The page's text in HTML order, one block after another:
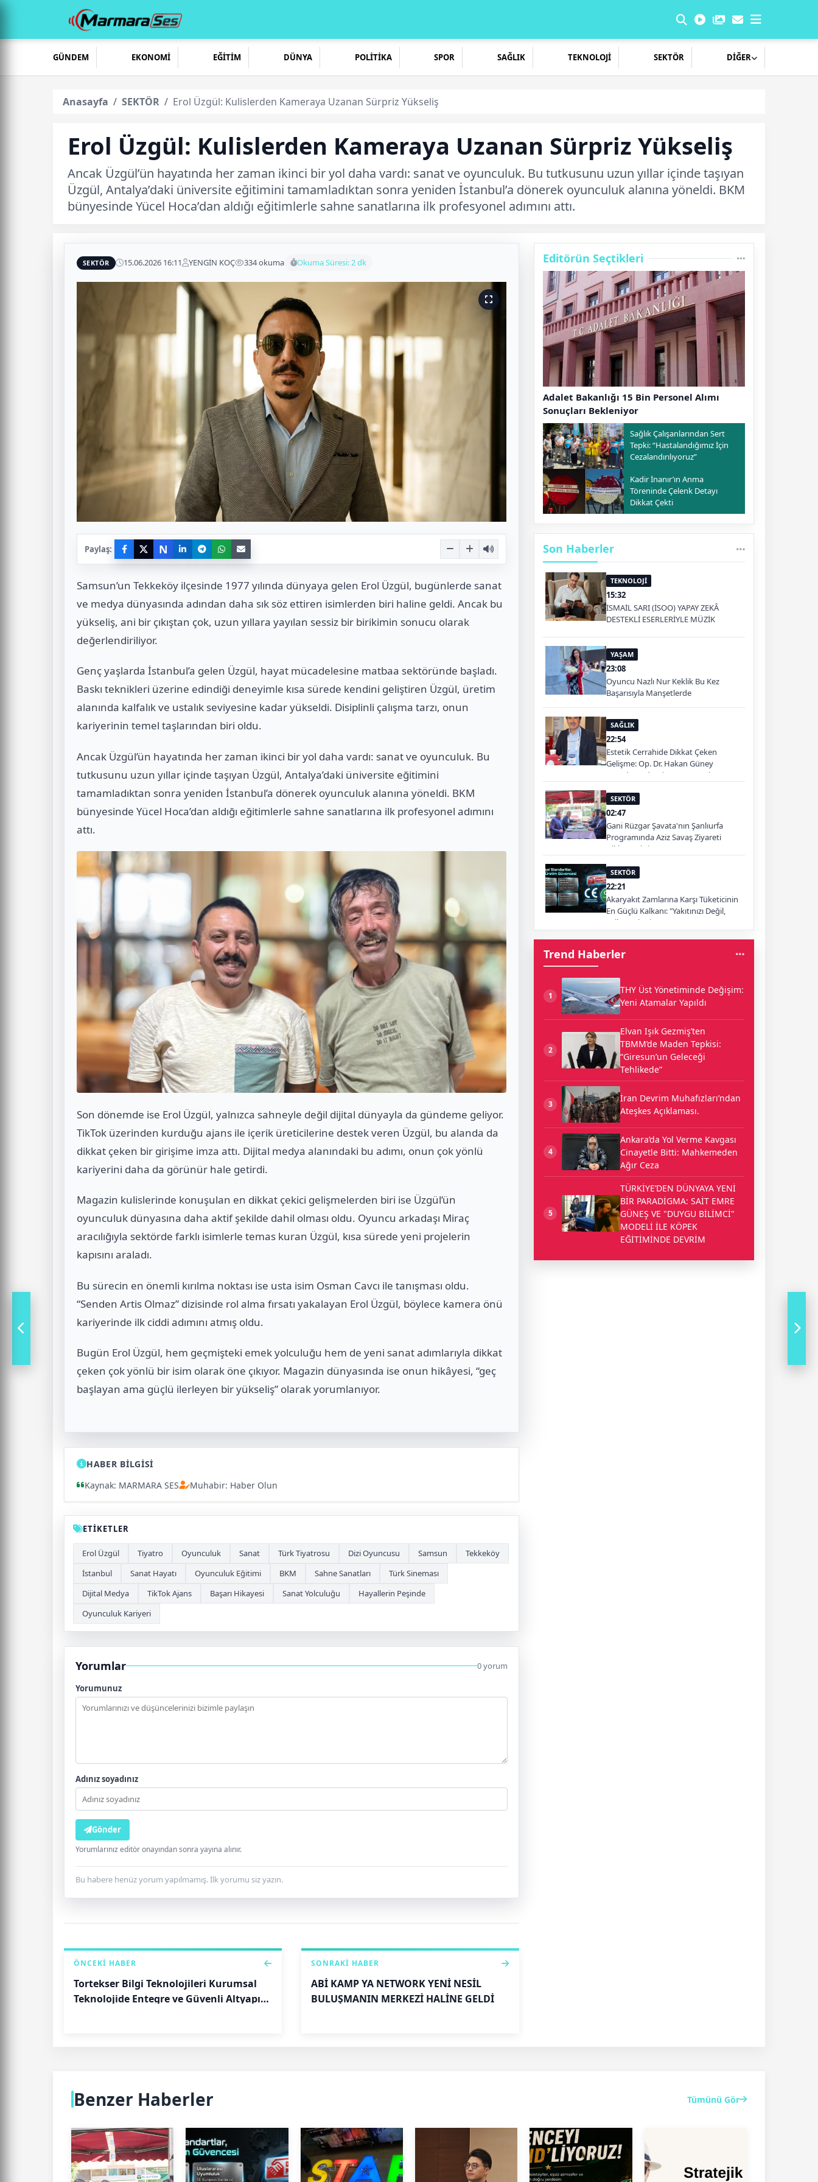
GÜNDEM EKONOMİ EĞİTİM DÜNYA POLİTİKA SPOR SAĞLIK TEKNOLOJİ SEKTÖR DİĞER
Anasayfa SEKTÖR Erol Üzgül: Kulislerden Kameraya Uzanan Sürpriz Yükseliş
Erol Üzgül: Kulislerden Kameraya Uzanan Sürpriz Yükseliş
Ancak Üzgül’ün hayatında her zaman ikinci bir yol daha vardı: sanat ve oyunculuk. Bu tutkusunu uzun yıllar içinde taşıyan
Üzgül, Antalya’daki üniversite eğitimini tamamladıktan sonra yeniden İstanbul’a dönerek oyunculuk alanına yöneldi. BKM
bünyesinde Yücel Hoca’dan aldığı eğitimlerle sahne sanatlarına ilk profesyonel adımını attı.
SEKTÖR 15.06.2026 16:11 YENGİN KOÇ 334 okuma Okuma Süresi: 2 dk
Paylaş: N
Samsun’un Tekkeköy ilçesinde 1977 yılında dünyaya gelen Erol Üzgül, bugünlerde sanat
ve medya dünyasında adından daha sık söz ettiren isimlerden biri haline geldi. Ancak bu
yükseliş, ani bir çıkıştan çok, uzun yıllara yayılan sessiz bir birikimin sonucu olarak
değerlendiriliyor.
Genç yaşlarda İstanbul’a gelen Üzgül, hayat mücadelesine matbaa sektöründe başladı.
Baskı teknikleri üzerine edindiği deneyimle kısa sürede kendini geliştiren Üzgül, üretim
alanında kalfalık ve ustalık seviyesine kadar yükseldi. Disiplinli çalışma tarzı, onun
kariyerinin temel taşlarından biri oldu.
Ancak Üzgül’ün hayatında her zaman ikinci bir yol daha vardı: sanat ve oyunculuk. Bu
tutkusunu uzun yıllar içinde taşıyan Üzgül, Antalya’daki üniversite eğitimini
tamamladıktan sonra yeniden İstanbul’a dönerek oyunculuk alanına yöneldi. BKM
bünyesinde Yücel Hoca’dan aldığı eğitimlerle sahne sanatlarına ilk profesyonel adımını
attı.
Son dönemde ise Erol Üzgül, yalnızca sahneyle değil dijital dünyayla da gündeme geliyor.
TikTok üzerinden kurduğu ajans ile içerik üreticilerine destek veren Üzgül, bu alanda da
dikkat çeken bir girişime imza attı. Dijital medya alanındaki bu adımı, onun çok yönlü
kariyerini daha da görünür hale getirdi.
Magazin kulislerinde konuşulan en dikkat çekici gelişmelerden biri ise Üzgül’ün
oyunculuk dünyasına daha aktif şekilde dahil olması oldu. Oyuncu arkadaşı Miraç
aracılığıyla sektörde farklı isimlerle temas kuran Üzgül, kısa sürede yeni projelerin
kapısını araladı.
Bu sürecin en önemli kırılma noktası ise usta isim Osman Cavcı ile tanışması oldu.
“Senden Artis Olmaz” dizisinde rol alma fırsatı yakalayan Erol Üzgül, böylece kamera önü
kariyerinde ilk ciddi adımını atmış oldu.
Bugün Erol Üzgül, hem geçmişteki emek yolculuğu hem de yeni sanat adımlarıyla dikkat
çeken çok yönlü bir isim olarak öne çıkıyor. Magazin dünyasında ise onun hikâyesi, “geç
başlayan ama güçlü ilerleyen bir yükseliş” olarak yorumlanıyor.
HABER BİLGİSİ
Kaynak: MARMARA SES
Muhabir: Haber Olun
ETİKETLER
Erol Üzgül Tiyatro Oyunculuk Sanat Türk Tiyatrosu Dizi Oyuncusu Samsun
Tekkeköy
İstanbul
Sanat Hayatı Oyunculuk Eğitimi BKM Sahne Sanatları
Türk Sineması
Dijital Medya
TikTok Ajans Başarı Hikayesi Sanat Yolculuğu
Hayallerin Peşinde
Oyunculuk Kariyeri
Yorumlar 0 yorum
Yorumunuz
Adınız soyadınız
Gönder
Yorumlarınız editör onayından sonra yayına alınır.
Bu habere henüz yorum yapılmamış. İlk yorumu siz yazın.
ÖNCEKI HABER
Tortekser Bilgi Teknolojileri Kurumsal
Teknolojide Entegre ve Güvenli Altyapı
SONRAKI HABER
ABİ KAMP YA NETWORK YENİ NESİL
BULUŞMANIN MERKEZİ HALİNE GELDİ
Editörün Seçtikleri
Adalet Bakanlığı 15 Bin Personel Alımı
Sonuçları Bekleniyor
Sağlık Çalışanlarından Sert
Tepki: “Hastalandığımız İçin
Cezalandırılıyoruz”
Kadir İnanır’ın Anma
Töreninde Çelenk Detayı
Dikkat Çekti
Son Haberler
TEKNOLOJİ
15:32
İSMAİL SARI (İSOO) YAPAY ZEKÂ
DESTEKLİ ESERLERİYLE MÜZİK
YAŞAM
23:08
Oyuncu Nazlı Nur Keklik Bu Kez
Başarısıyla Manşetlerde
SAĞLIK
22:54
Estetik Cerrahide Dikkat Çeken
Gelişme: Op. Dr. Hakan Güney
Kuşadası'nda Hizmet Verecek
SEKTÖR
02:47
Gani Rüzgar Şavata'nın Şanlıurfa
Programında Aziz Savaş Ziyareti
Dikkat Çekti
SEKTÖR
22:21
Akaryakıt Zamlarına Karşı Tüketicinin
En Güçlü Kalkanı: "Yakıtınızı Değil,
Yolları Tüketin"
Trend Haberler
1
THY Üst Yönetiminde Değişim:
Yeni Atamalar Yapıldı
2
Elvan Işık Gezmiş’ten
TBMM’de Maden Tepkisi:
“Giresun’un Geleceği
Tehlikede”
3
İran Devrim Muhafızları’ndan
Ateşkes Açıklaması.
4
Ankara’da Yol Verme Kavgası
Cinayetle Bitti: Mahkemeden
Ağır Ceza
5
TÜRKİYE’DEN DÜNYAYA YENİ
BİR PARADİGMA: SAİT EMRE
GÜNEŞ VE "DUYGU BİLİMCİ"
MODELİ İLE KÖPEK
EĞİTİMİNDE DEVRİM
Benzer Haberler Tümünü Gör